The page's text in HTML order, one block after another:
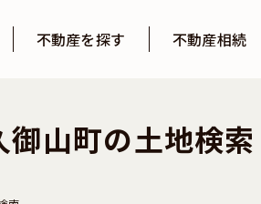
不動産を探す 不動産相続
御山町の土地検索